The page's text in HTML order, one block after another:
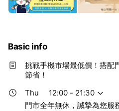
Basic info
挑戰手機市場最低價！搭配
節省！
Thu
12:00 - 21:30
門市全年無休，誠摯為您服